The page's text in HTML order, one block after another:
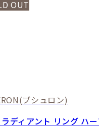
OUT
(ブシュロン)
ディアント リング ハ